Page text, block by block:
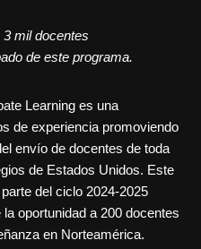
mil docentes
de este programa.
Learning es una
de experiencia promoviendo
envío de docentes de toda
de Estados Unidos. Este
del ciclo 2024-2025
oportunidad a 200 docentes
en Norteamérica.